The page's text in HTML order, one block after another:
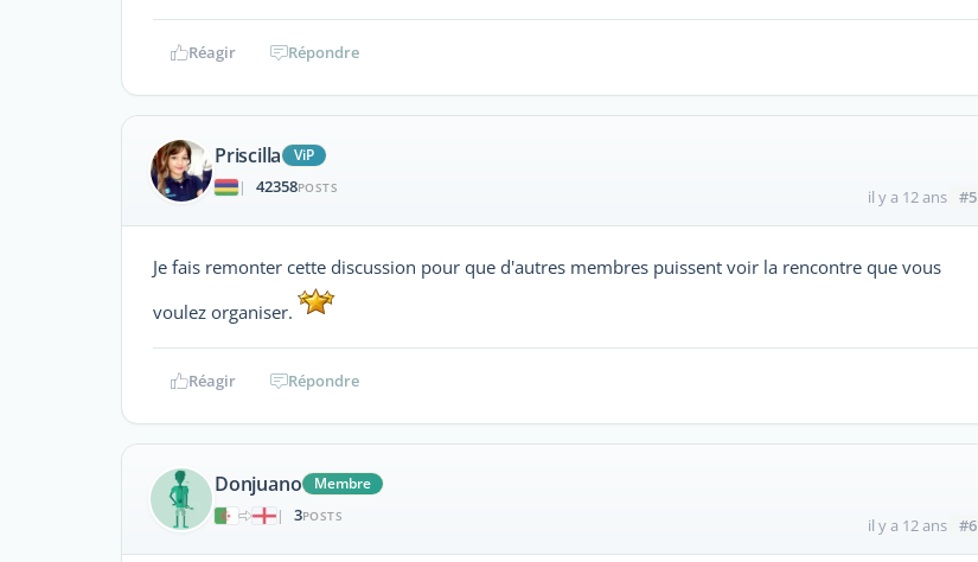
Réagir Répondre
Priscilla
ViP
|
42358POSTS il y a 12 ans #5
Je fais remonter cette discussion pour que d'autres membres puissent voir la rencontre que vous
voulez organiser.
Réagir Répondre
Donjuano
Membre
|
3POSTS il y a 12 ans #6